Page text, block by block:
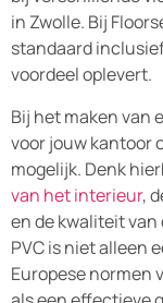
in Zwolle. Bij
standaard
voordeel oplevert.
Bij het maken van
voor jouw kantoor
mogelijk. Denk
van het interieur,
en de kwaliteit
PVC is niet alleen
Europese normen